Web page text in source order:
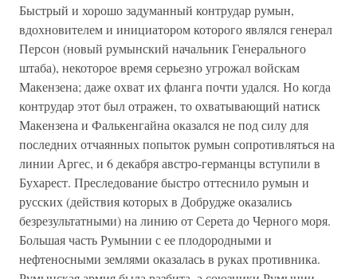
Быстрый и хорошо задуманный контрудар румын,
вдохновителем и инициатором которого являлся генерал
Персон (новый румынский начальник Генерального
штаба), некоторое время серьезно угрожал войскам
Макензена; даже охват их фланга почти удался. Но когда
контрудар этот был отражен, то охватывающий натиск
Макензена и Фалькенгайна оказался не под силу для
последних отчаянных попыток румын сопротивляться на
линии Аргес, и 6 декабря австро-германцы вступили в
Бухарест. Преследование быстро оттеснило румын и
русских (действия которых в Добрудже оказались
безрезультатными) на линию от Серета до Черного моря.
Большая часть Румынии с ее плодородными и
нефтеносными землями оказалась в руках противника.